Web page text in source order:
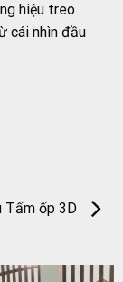
hiệu treo
cái nhìn đầu
Tấm ốp 3D